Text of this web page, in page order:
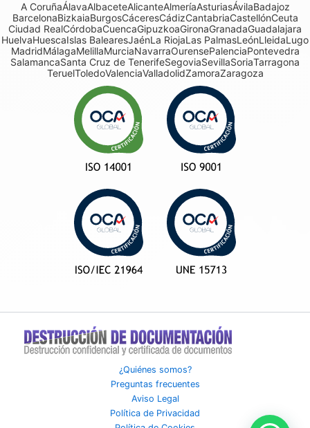
A CoruñaÁlavaAlbaceteAlicanteAlmeríaAsturiasÁvilaBadajoz
BarcelonaBizkaiaBurgosCáceresCádizCantabriaCastellónCeuta
Ciudad RealCórdobaCuencaGipuzkoaGironaGranadaGuadalajara
HuelvaHuescaIslas BalearesJaénLa RiojaLas PalmasLeónLleidaLugo
MadridMálagaMelillaMurciaNavarraOurensePalenciaPontevedra
SalamancaSanta Cruz de TenerifeSegoviaSevillaSoriaTarragona
TeruelToledoValenciaValladolidZamoraZaragoza
¿Quiénes somos?
Preguntas frecuentes
Aviso Legal
Política de Privacidad